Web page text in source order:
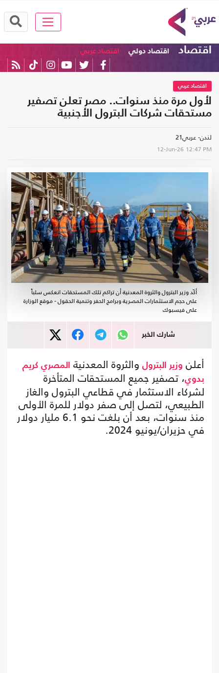
اقتصاد اقتصاد دولي اقتصاد عربي
اقتصاد عربي
لأول مرة منذ سنوات.. مصر تعلن تصفير
مستحقات شركات البترول الأجنبية
لندن- عربي21
12-Jun-26 12:47 PM
أكّد وزير البترول والثروة المعدنية أن تراكم تلك المستحقات انعكس سلباً
على حجم الاستثمارات المصرية وبرامج الحفر وتنمية الحقول - موقع الوزارة
على فيسبوك
شارك الخبر
أعلن وزير البترول والثروة المعدنية المصري كريم
بدوي، تصفير جميع المستحقات المتأخرة
لشركاء الاستثمار في قطاعي البترول والغاز
الطبيعي، لتصل إلى صفر دولار للمرة الأولى
منذ سنوات، بعد أن بلغت نحو 6.1 مليار دولار
في حزيران/يونيو 2024.